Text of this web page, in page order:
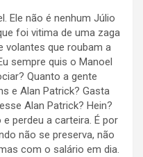
Ele não é nenhum Júlio
foi vitima de uma zaga
volantes que roubam a
sempre quis o Manoel
Quanto a gente
e Alan Patrick? Gasta
Alan Patrick? Hein?
perdeu a carteira. É por
não se preserva, não
com o salário em dia.